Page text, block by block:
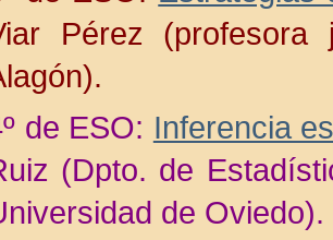
Pérez (profesora
de ESO: Inferencia
(Dpto. de
de Oviedo).